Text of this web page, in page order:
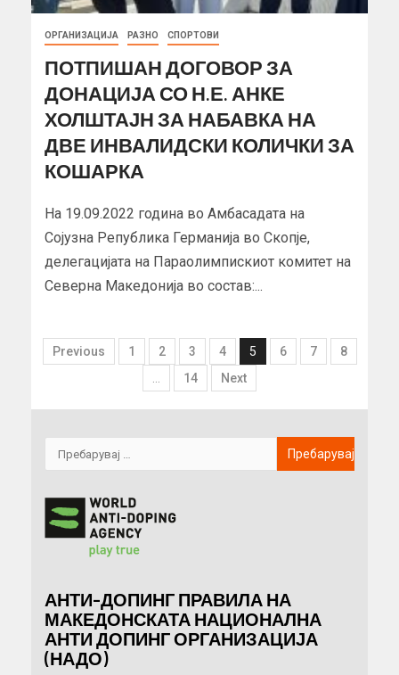
ОРГАНИЗАЦИЈА РАЗНО СПОРТОВИ
ПОТПИШАН ДОГОВОР ЗА
ДОНАЦИЈА СО Н.Е. АНКЕ
ХОЛШТАЈН ЗА НАБАВКА НА
ДВЕ ИНВАЛИДСКИ КОЛИЧКИ ЗА
КОШАРКА
На 19.09.2022 година во Амбасадата на
Сојузна Република Германија во Скопје,
делегацијата на Параолимпискиот комитет на
Северна Македонија во состав:...
Previous 1 2 3 4 5 6 7
8
…
14 Next
АНТИ-ДОПИНГ ПРАВИЛА НА
МАКЕДОНСКАТА НАЦИОНАЛНА
АНТИ ДОПИНГ ОРГАНИЗАЦИЈА
(НАДО)